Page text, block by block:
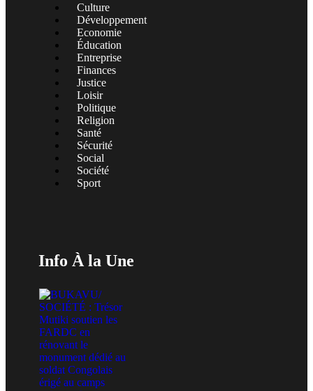
Culture
Développement
Economie
Éducation
Entreprise
Finances
Justice
Loisir
Politique
Religion
Santé
Sécurité
Social
Société
Sport
Info À la Une